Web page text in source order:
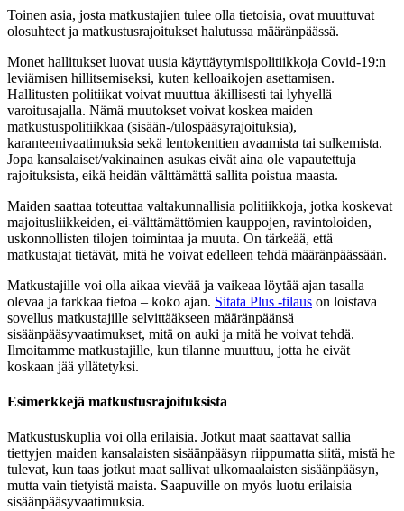
Toinen asia, josta matkustajien tulee olla tietoisia, ovat muuttuvat
olosuhteet ja matkustusrajoitukset halutussa määränpäässä.
Monet hallitukset luovat uusia käyttäytymispolitiikkoja Covid-19:n
leviämisen hillitsemiseksi, kuten kelloaikojen asettamisen.
Hallitusten politiikat voivat muuttua äkillisesti tai lyhyellä
varoitusajalla. Nämä muutokset voivat koskea maiden
matkustuspolitiikkaa (sisään-/ulospääsyrajoituksia),
karanteenivaatimuksia sekä lentokenttien avaamista tai sulkemista.
Jopa kansalaiset/vakinainen asukas eivät aina ole vapautettuja
rajoituksista, eikä heidän välttämättä sallita poistua maasta.
Maiden saattaa toteuttaa valtakunnallisia politiikkoja, jotka koskevat
majoitusliikkeiden, ei-välttämättömien kauppojen, ravintoloiden,
uskonnollisten tilojen toimintaa ja muuta. On tärkeää, että
matkustajat tietävät, mitä he voivat edelleen tehdä määränpäässään.
Matkustajille voi olla aikaa vievää ja vaikeaa löytää ajan tasalla
olevaa ja tarkkaa tietoa – koko ajan. Sitata Plus -tilaus on loistava
sovellus matkustajille selvittääkseen määränpäänsä
sisäänpääsyvaatimukset, mitä on auki ja mitä he voivat tehdä.
Ilmoitamme matkustajille, kun tilanne muuttuu, jotta he eivät
koskaan jää yllätetyksi.
Esimerkkejä matkustusrajoituksista
Matkustuskuplia voi olla erilaisia. Jotkut maat saattavat sallia
tiettyjen maiden kansalaisten sisäänpääsyn riippumatta siitä, mistä he
tulevat, kun taas jotkut maat sallivat ulkomaalaisten sisäänpääsyn,
mutta vain tietyistä maista. Saapuville on myös luotu erilaisia
sisäänpääsyvaatimuksia.